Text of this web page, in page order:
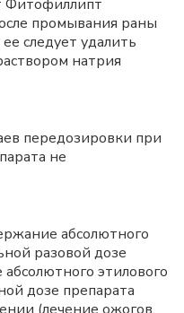
Фитофиллипт
промывания раны
следует удалить
натрия
передозировки при
не
абсолютного
разовой дозе
этилового
дозе препарата